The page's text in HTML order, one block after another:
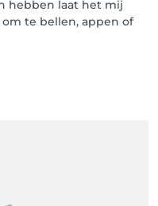
hebben laat het mij
te bellen, appen of